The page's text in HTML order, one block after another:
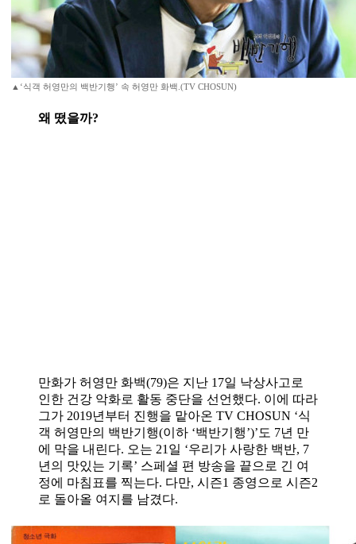
▲‘식객 허영만의 백반기행’ 속 허영만 화백.(TV CHOSUN)
왜 떴을까?
만화가 허영만 화백(79)은 지난 17일 낙상사고로
인한 건강 악화로 활동 중단을 선언했다. 이에 따라
그가 2019년부터 진행을 맡아온 TV CHOSUN ‘식
객 허영만의 백반기행(이하 ‘백반기행’)’도 7년 만
에 막을 내린다. 오는 21일 ‘우리가 사랑한 백반, 7
년의 맛있는 기록’ 스페셜 편 방송을 끝으로 긴 여
정에 마침표를 찍는다. 다만, 시즌1 종영으로 시즌2
로 돌아올 여지를 남겼다.